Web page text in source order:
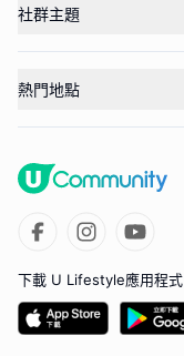
社群主題
熱門地點
下載 U Lifestyle應用程式